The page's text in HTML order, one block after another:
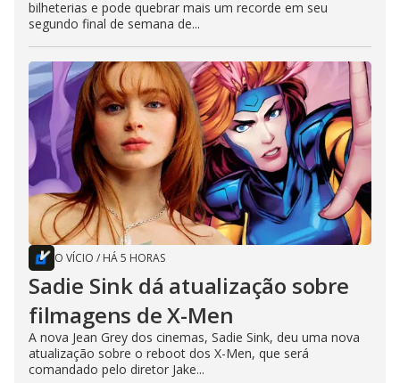
bilheterias e pode quebrar mais um recorde em seu
segundo final de semana de...
O VÍCIO / HÁ 5 HORAS
Sadie Sink dá atualização sobre
filmagens de X-Men
A nova Jean Grey dos cinemas, Sadie Sink, deu uma nova
atualização sobre o reboot dos X-Men, que será
comandado pelo diretor Jake...